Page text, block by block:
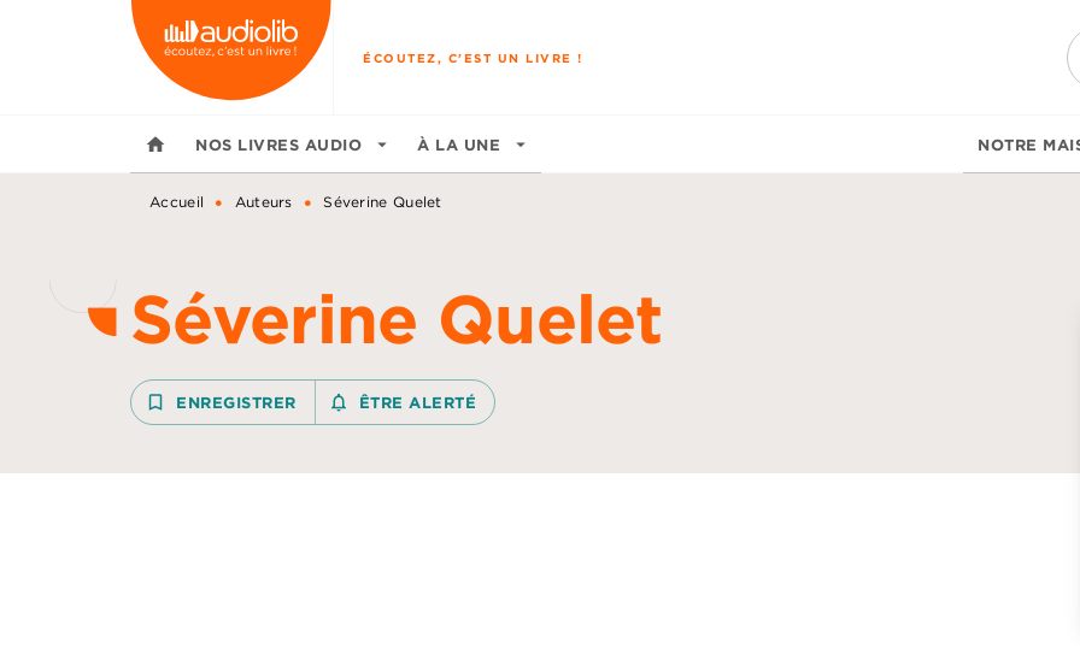
MENU RECHERCHE
ÉCOUTEZ, C'EST UN LIVRE !
home NOS LIVRES AUDIO arrow_drop_down À LA UNE arrow_drop_down NOTRE
Accueil • Auteurs • Séverine Quelet
Séverine Quelet
bookmark_border ENREGISTRER notifications_none_outlined
ÊTRE ALERTÉ